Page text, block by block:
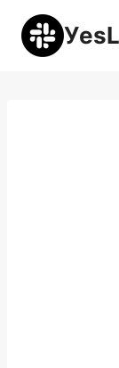
Перейти
содержимому